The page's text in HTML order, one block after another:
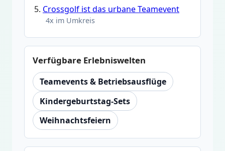
Crossgolf ist das urbane Teamevent
4x im Umkreis
Verfügbare Erlebniswelten
Teamevents & Betriebsausflüge
Kindergeburtstag-Sets
Weihnachtsfeiern